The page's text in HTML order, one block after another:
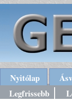
Nyitólap
Legfrissebb